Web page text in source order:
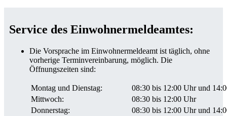
Service des Einwohnermeldeamtes:
Die Vorsprache im Einwohnermeldeamt ist täglich, ohne
vorherige Terminvereinbarung, möglich. Die
Öffnungszeiten sind:
Montag und Dienstag:
08:30 bis 12:00 Uhr und
Mittwoch:
08:30 bis 12:00 Uhr
Donnerstag:
08:30 bis 12:00 Uhr und